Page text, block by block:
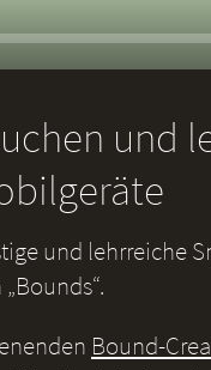
und
und lehrreiche
Bound-